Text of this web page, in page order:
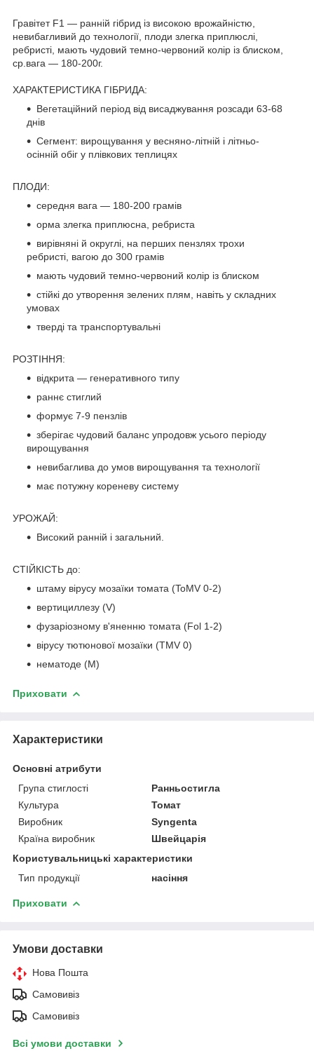
Гравітет F1 — ранній гібрид із високою врожайністю,
невибагливий до технології, плоди злегка приплюслі,
ребристі, мають чудовий темно-червоний колір із блиском,
ср.вага — 180-200г.
ХАРАКТЕРИСТИКА ГІБРИДА:
Вегетаційний період від висаджування розсади 63-68
днів
Сегмент: вирощування у весняно-літній і літньо-
осінній обіг у плівкових теплицях
ПЛОДИ:
середня вага — 180-200 грамів
орма злегка приплюсна, ребриста
вирівняні й округлі, на перших пензлях трохи
ребристі, вагою до 300 грамів
мають чудовий темно-червоний колір із блиском
стійкі до утворення зелених плям, навіть у складних
умовах
тверді та транспортувальні
РОЗТІННЯ:
відкрита — генеративного типу
раннє стиглий
формує 7-9 пензлів
зберігає чудовий баланс упродовж усього періоду
вирощування
невибаглива до умов вирощування та технології
має потужну кореневу систему
УРОЖАЙ:
Високий ранній і загальний.
СТІЙКІСТЬ до:
штаму вірусу мозаїки томата (ToMV 0-2)
вертициллезу (V)
фузаріозному в'яненню томата (Fol 1-2)
вірусу тютюнової мозаїки (TMV 0)
нематоде (M)
Приховати
Характеристики
Основні атрибути
Група стиглості
Ранньостигла
Культура
Томат
Виробник
Syngenta
Країна виробник
Швейцарія
Користувальницькі характеристики
Тип продукції
насіння
Приховати
Умови доставки
Нова Пошта
Самовивіз
Самовивіз
Всі умови доставки